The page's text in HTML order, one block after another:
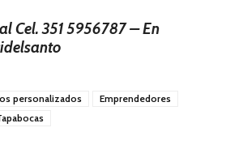
Cel. 351 5956787 – En
personalizados
Emprendedores